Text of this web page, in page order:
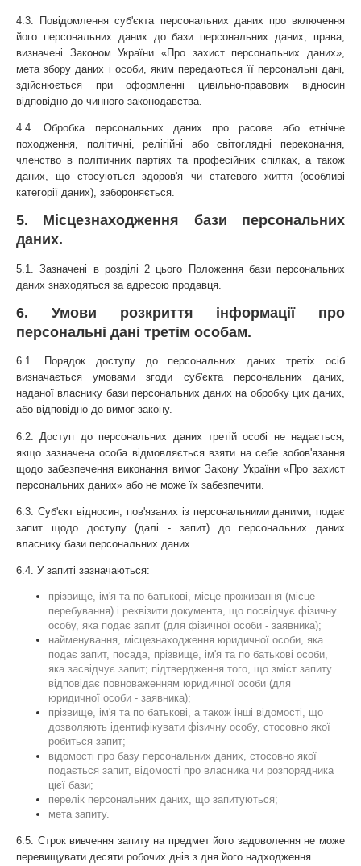
4.3. Повідомлення суб'єкта персональних даних про включення
його персональних даних до бази персональних даних, права,
визначені Законом України «Про захист персональних даних»,
мета збору даних і особи, яким передаються її персональні дані,
здійснюється при оформленні цивільно-правових відносин
відповідно до чинного законодавства.
4.4. Обробка персональних даних про расове або етнічне
походження, політичні, релігійні або світоглядні переконання,
членство в політичних партіях та професійних спілках, а також
даних, що стосуються здоров'я чи статевого життя (особливі
категорії даних), забороняється.
5. Місцезнаходження бази персональних
даних.
5.1. Зазначені в розділі 2 цього Положення бази персональних
даних знаходяться за адресою продавця.
6. Умови розкриття інформації про
персональні дані третім особам.
6.1. Порядок доступу до персональних даних третіх осіб
визначається умовами згоди суб'єкта персональних даних,
наданої власнику бази персональних даних на обробку цих даних,
або відповідно до вимог закону.
6.2. Доступ до персональних даних третій особі не надається,
якщо зазначена особа відмовляється взяти на себе зобов'язання
щодо забезпечення виконання вимог Закону України «Про захист
персональних даних» або не може їх забезпечити.
6.3. Суб'єкт відносин, пов'язаних із персональними даними, подає
запит щодо доступу (далі - запит) до персональних даних
власнику бази персональних даних.
6.4. У запиті зазначаються:
прізвище, ім'я та по батькові, місце проживання (місце
перебування) і реквізити документа, що посвідчує фізичну
особу, яка подає запит (для фізичної особи - заявника);
найменування, місцезнаходження юридичної особи, яка
подає запит, посада, прізвище, ім'я та по батькові особи,
яка засвідчує запит; підтвердження того, що зміст запиту
відповідає повноваженням юридичної особи (для
юридичної особи - заявника);
прізвище, ім'я та по батькові, а також інші відомості, що
дозволяють ідентифікувати фізичну особу, стосовно якої
робиться запит;
відомості про базу персональних даних, стосовно якої
подається запит, відомості про власника чи розпорядника
цієї бази;
перелік персональних даних, що запитуються;
мета запиту.
6.5. Строк вивчення запиту на предмет його задоволення не може
перевищувати десяти робочих днів з дня його надходження.